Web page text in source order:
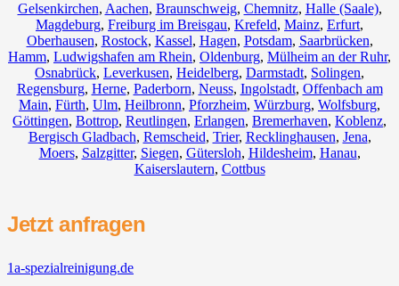
Gelsenkirchen, Aachen, Braunschweig, Chemnitz⁠, Halle (Saale),
Magdeburg, Freiburg im Breisgau, Krefeld, Mainz, Erfurt,
Oberhausen, Rostock, Kassel, Hagen, Potsdam, Saarbrücken,
Hamm, Ludwigshafen am Rhein, Oldenburg, Mülheim an der Ruhr,
Osnabrück, Leverkusen, Heidelberg, Darmstadt, Solingen,
Regensburg, Herne, Paderborn, Neuss, Ingolstadt, Offenbach am
Main, Fürth, Ulm, Heilbronn, Pforzheim, Würzburg, Wolfsburg,
Göttingen, Bottrop, Reutlingen, Erlangen, Bremerhaven, Koblenz,
Bergisch Gladbach, Remscheid, Trier, Recklinghausen, Jena,
Moers, Salzgitter, Siegen, Gütersloh, Hildesheim, Hanau,
Kaiserslautern, Cottbus
Jetzt anfragen
1a-spezialreinigung.de